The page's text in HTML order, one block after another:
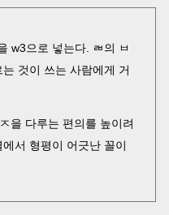
w3으로 넣는다. ㄼ의 ㅂ
것이 쓰는 사람에게 거
을 다루는 편의를 높이려
서 형평이 어긋난 꼴이